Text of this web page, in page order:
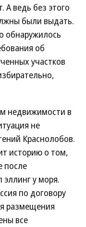
А ведь без этого
были выдать.
обнаружилось
об
участков
недвижимости в
не
Краснолобов.
историю о том,
после
у моря.
по договору
размещения
все